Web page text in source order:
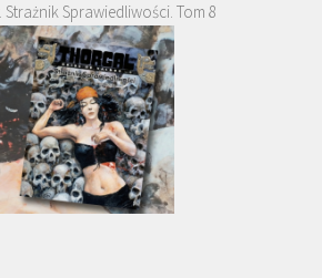
Sprawiedliwości. Tom 8